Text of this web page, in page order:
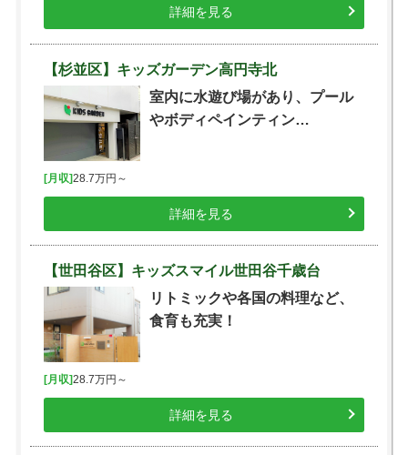
詳細を見る
【杉並区】キッズガーデン高円寺北
室内に水遊び場があり、プール
やボディペインティン…
[月収]28.7万円～
詳細を見る
【世田谷区】キッズスマイル世田谷千歳台
リトミックや各国の料理など、
食育も充実！
[月収]28.7万円～
詳細を見る